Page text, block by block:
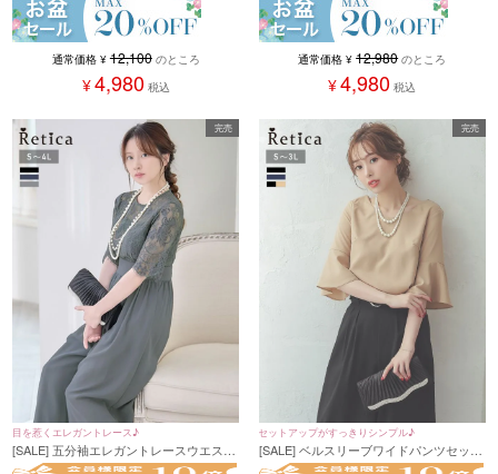
通常価格 ¥ 12,100 のところ
¥4,980 税込
通常価格 ¥ 12,980 のところ
¥4,980 税込
目を惹くエレガントレース♪
[SALE] 五分袖エレガントレースウエスト
切り替えシフォンワイドパンツパーティ
完売
セットアップがすっきりシンプル♪
[SALE] ベルスリーブワイドパンツセット
アップパーティードレス (Sサイズ～XXL
完売